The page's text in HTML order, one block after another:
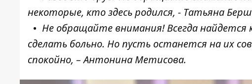
некоторые, кто здесь родился, - Татьяна
Не обращайте внимания! Всегда
сделать больно. Но пусть останется на их
спокойно, – Антонина Метисова.